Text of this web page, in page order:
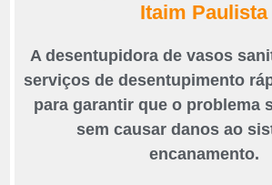
Itaim Paulista
A desentupidora de vasos
serviços de desentupimento
para garantir que o problema
sem causar danos ao
encanamento.